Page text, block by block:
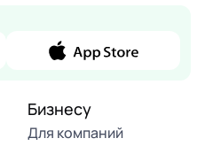
Бизнесу
Для компаний